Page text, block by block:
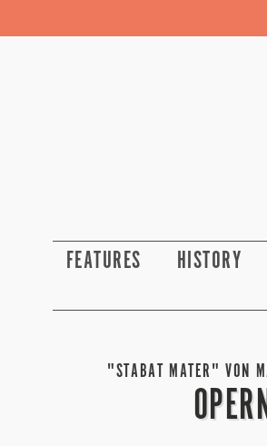
FEATURES HISTORY
"STABAT MATER" VON